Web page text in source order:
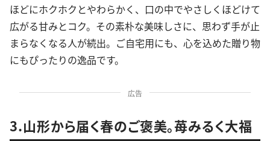
ほどにホクホクとやわらかく、口の中でやさしくほどけて
広がる甘みとコク。その素朴な美味しさに、思わず手が止
まらなくなる人が続出。ご自宅用にも、心を込めた贈り物
にもぴったりの逸品です。
広告
3.山形から届く春のご褒美。苺みるく大福